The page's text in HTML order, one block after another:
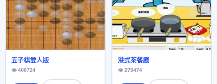
五子棋雙人版
👁 406724
港式茶餐廳
👁 279474